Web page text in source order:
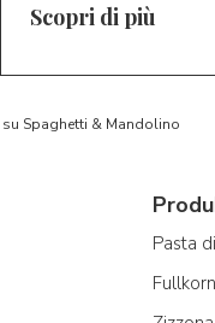
Scopri di più
Spaghetti & Mandolino
Pasta